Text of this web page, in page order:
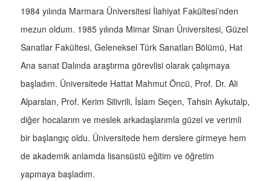
1984 yılında Marmara Üniversitesi İlahiyat Fakültesi’nden
mezun oldum. 1985 yılında Mimar Sinan Üniversitesi, Güzel
Sanatlar Fakültesi, Geleneksel Türk Sanatları Bölümü, Hat
Ana sanat Dalında araştırma görevlisi olarak çalışmaya
başladım. Üniversitede Hattat Mahmut Öncü, Prof. Dr. Ali
Alparslan, Prof. Kerim Silivrili, İslam Seçen, Tahsin Aykutalp,
diğer hocalarım ve meslek arkadaşlarımla güzel ve verimli
bir başlangıç oldu. Üniversitede hem derslere girmeye hem
de akademik anlamda lisansüstü eğitim ve öğretim
yapmaya başladım.